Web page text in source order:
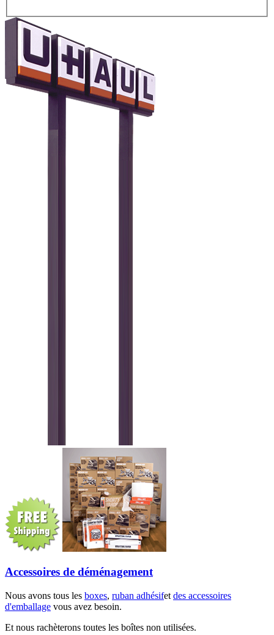
Accessoires de déménagement
Nous avons tous les boxes, ruban adhésifet des accessoires
d'emballage vous avez besoin.
Et nous rachèterons toutes les boîtes non utilisées.